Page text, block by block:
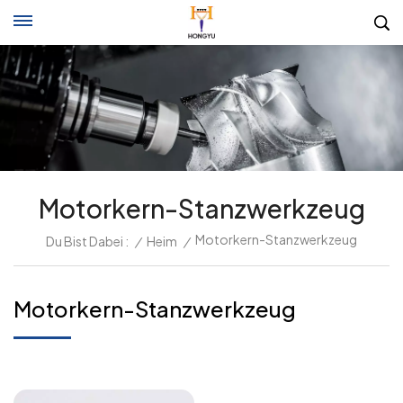
Motorkern-Stanzwerkzeug
Du Bist Dabei : / Heim / Motorkern-Stanzwerkzeug
Motorkern-Stanzwerkzeug